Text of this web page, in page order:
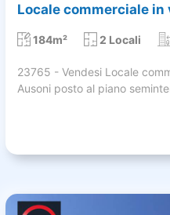
Locale commerciale in
184m² 2 Locali
23765 - Vendesi Locale
Ausoni posto al piano